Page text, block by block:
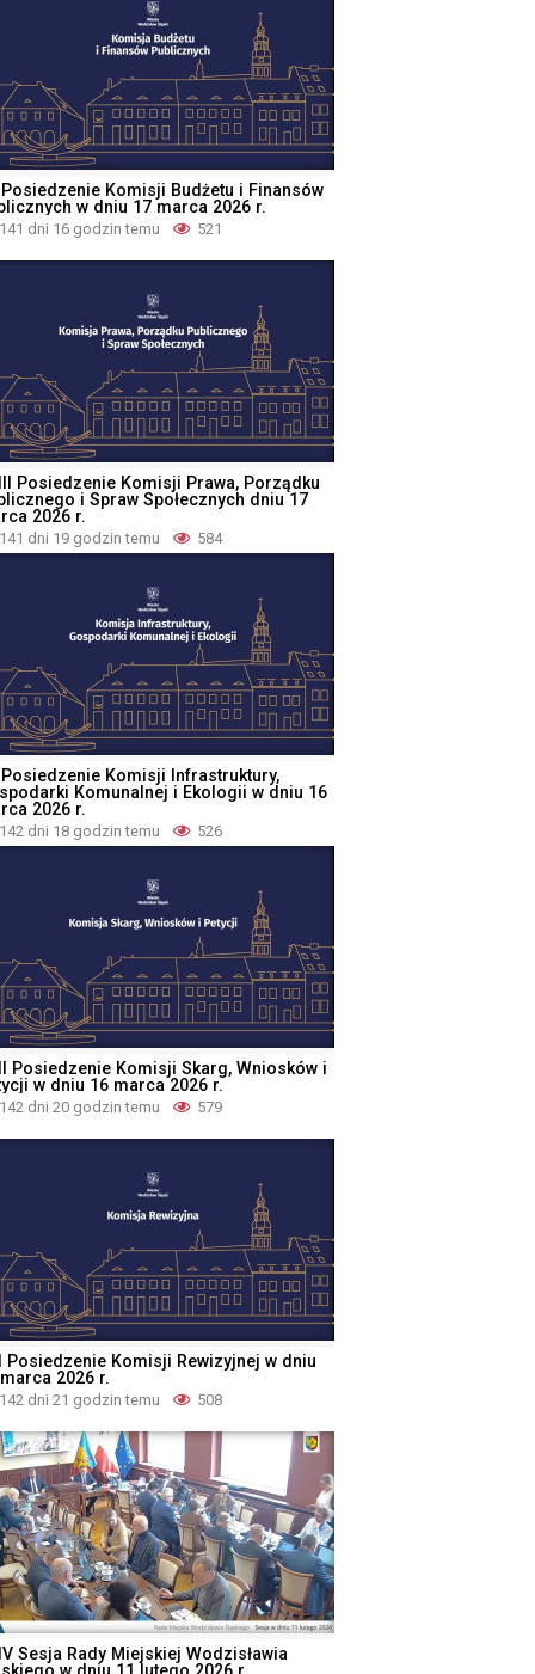
Komisji Budżetu i Finansów
w dniu 17 marca 2026 r.
141 dni 16 godzin temu 521
Posiedzenie Komisji Prawa, Porządku
i Spraw Społecznych dniu 17
2026 r.
141 dni 19 godzin temu 584
Komisji Infrastruktury,
Komunalnej i Ekologii w dniu 16
2026 r.
142 dni 18 godzin temu 526
Posiedzenie Komisji Skarg, Wniosków i
w dniu 16 marca 2026 r.
142 dni 20 godzin temu 579
Posiedzenie Komisji Rewizyjnej w dniu
2026 r.
142 dni 21 godzin temu 508
Sesja Rady Miejskiej Wodzisławia
w dniu 11 lutego 2026 r.